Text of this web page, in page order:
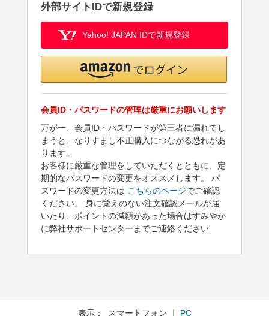
外部サイトIDで新規登録
Yahoo! JAPAN IDで新規登録
会員ID・パスワードの管理は厳重にお願いします
万が一、会員ID・パスワードが第三者に漏れてし
まうと、なりすまし不正購入につながる恐れがあ
ります。
お客様に厳重な管理をしていただくとともに、定
期的なパスワードの変更をオススメします。 パ
スワードの変更方法は こちらのページでご確認
ください。 身に覚えのない注文確認メールが届
いたり、ポイントの減額があった場合はすみやか
に弊社サポートセンターまでご連絡ください
表示： スマートフォン ｜ PC